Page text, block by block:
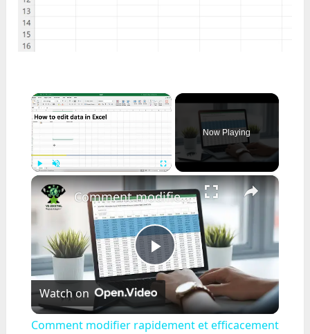
×
Play Fullscreen
Now Playing
×
Play
Video
Comment modifier rapidement et efficacement des données dans Excel
Watch on
Comment modifier rapidement et efficacement